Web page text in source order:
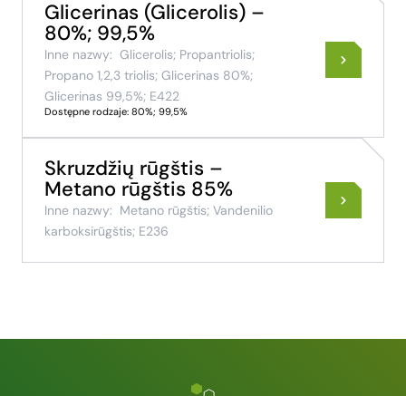
Glicerinas (Glicerolis) –
80%; 99,5%
Inne nazwy: Glicerolis; Propantriolis;
Propano 1,2,3 triolis; Glicerinas 80%;
Glicerinas 99,5%; E422
Dostępne rodzaje: 80%; 99,5%
Skruzdžių rūgštis –
Metano rūgštis 85%
Inne nazwy: Metano rūgštis; Vandenilio
karboksirūgštis; E236